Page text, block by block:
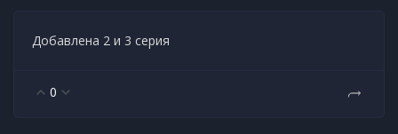
Добавлена 2 и 3 серия
0